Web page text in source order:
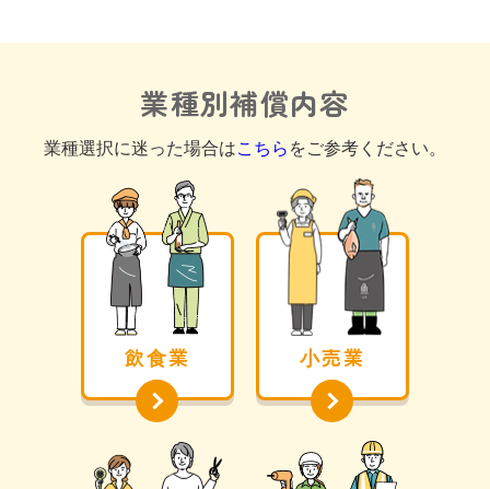
業種別補償内容
業種選択に迷った場合はこちら をご参考ください。
飲⾷業 ⼩売業